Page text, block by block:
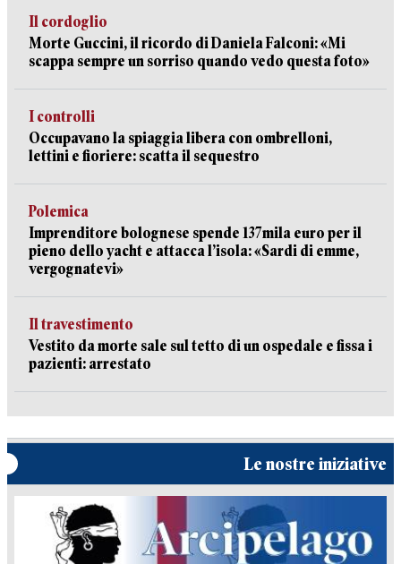
Il cordoglio
Morte Guccini, il ricordo di Daniela Falconi: «Mi
scappa sempre un sorriso quando vedo questa foto»
I controlli
Occupavano la spiaggia libera con ombrelloni,
lettini e fioriere: scatta il sequestro
Polemica
Imprenditore bolognese spende 137mila euro per il
pieno dello yacht e attacca l’isola: «Sardi di emme,
vergognatevi»
Il travestimento
Vestito da morte sale sul tetto di un ospedale e fissa i
pazienti: arrestato
Le nostre iniziative